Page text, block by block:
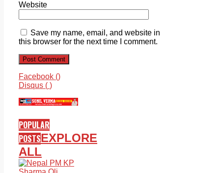
Website
Save my name, email, and website in
this browser for the next time I comment.
Facebook ()
Disqus ( )
POPULAR
POSTSEXPLORE
ALL